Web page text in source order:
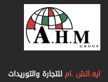
ايه.اتش .ام للتجارة والتوريدات